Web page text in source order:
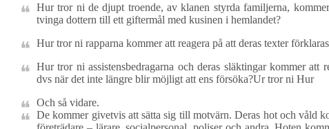
Hur tror ni de djupt troende, av klanen styrda familjerna,
tvinga dottern till ett giftermål med kusinen i hemlandet?
Hur tror ni rapparna kommer att reagera på att deras texter
Hur tror ni assistensbedragarna och deras släktingar kommer att
dvs när det inte längre blir möjligt att ens försöka?Ur tror ni Hur
Och så vidare.
De kommer givetvis att sätta sig till motvärn. Deras hot och våld